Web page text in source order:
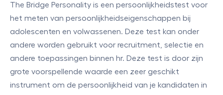
The Bridge Personality is een persoonlijkheidstest voor
het meten van persoonlijkheidseigenschappen bij
adolescenten en volwassenen. Deze test kan onder
andere worden gebruikt voor recruitment, selectie en
andere toepassingen binnen hr. Deze test is door zijn
grote voorspellende waarde een zeer geschikt
instrument om de persoonlijkheid van je kandidaten in